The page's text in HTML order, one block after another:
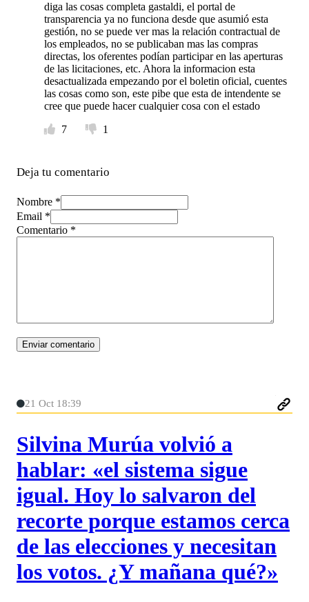
diga las cosas completa gastaldi, el portal de
transparencia ya no funciona desde que asumió esta
gestión, no se puede ver mas la relación contractual de
los empleados, no se publicaban mas las compras
directas, los oferentes podían participar en las aperturas
de las licitaciones, etc. Ahora la informacion esta
desactualizada empezando por el boletin oficial, cuentes
las cosas como son, este pibe que esta de intendente se
cree que puede hacer cualquier cosa con el estado
7
1
Deja tu comentario
Nombre *
Email *
Comentario *
21 Oct 18:39
Silvina Murúa volvió a
hablar: «el sistema sigue
igual. Hoy lo salvaron del
recorte porque estamos cerca
de las elecciones y necesitan
los votos. ¿Y mañana qué?»